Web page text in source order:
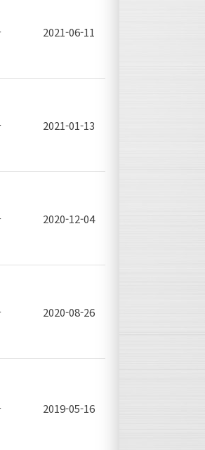
2021-06-11
2021-01-13
2020-12-04
2020-08-26
2019-05-16